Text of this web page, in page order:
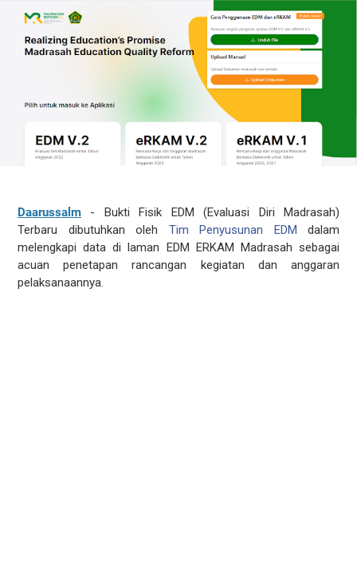
Daarussalm - Bukti Fisik EDM (Evaluasi Diri Madrasah)
Terbaru dibutuhkan oleh Tim Penyusunan EDM dalam
melengkapi data di laman EDM ERKAM Madrasah sebagai
acuan penetapan rancangan kegiatan dan anggaran
pelaksanaannya.